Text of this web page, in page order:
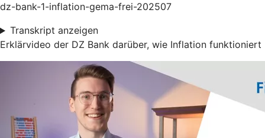
dz-bank-1-inflation-gema-frei-202507
Transkript anzeigen
Erklärvideo der DZ Bank darüber, wie Inflation funktioniert